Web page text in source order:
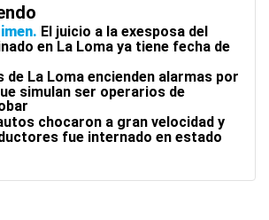
El juicio a la exesposa del
en La Loma ya tiene fecha de
de La Loma encienden alarmas por
simulan ser operarios de
chocaron a gran velocidad y
fue internado en estado